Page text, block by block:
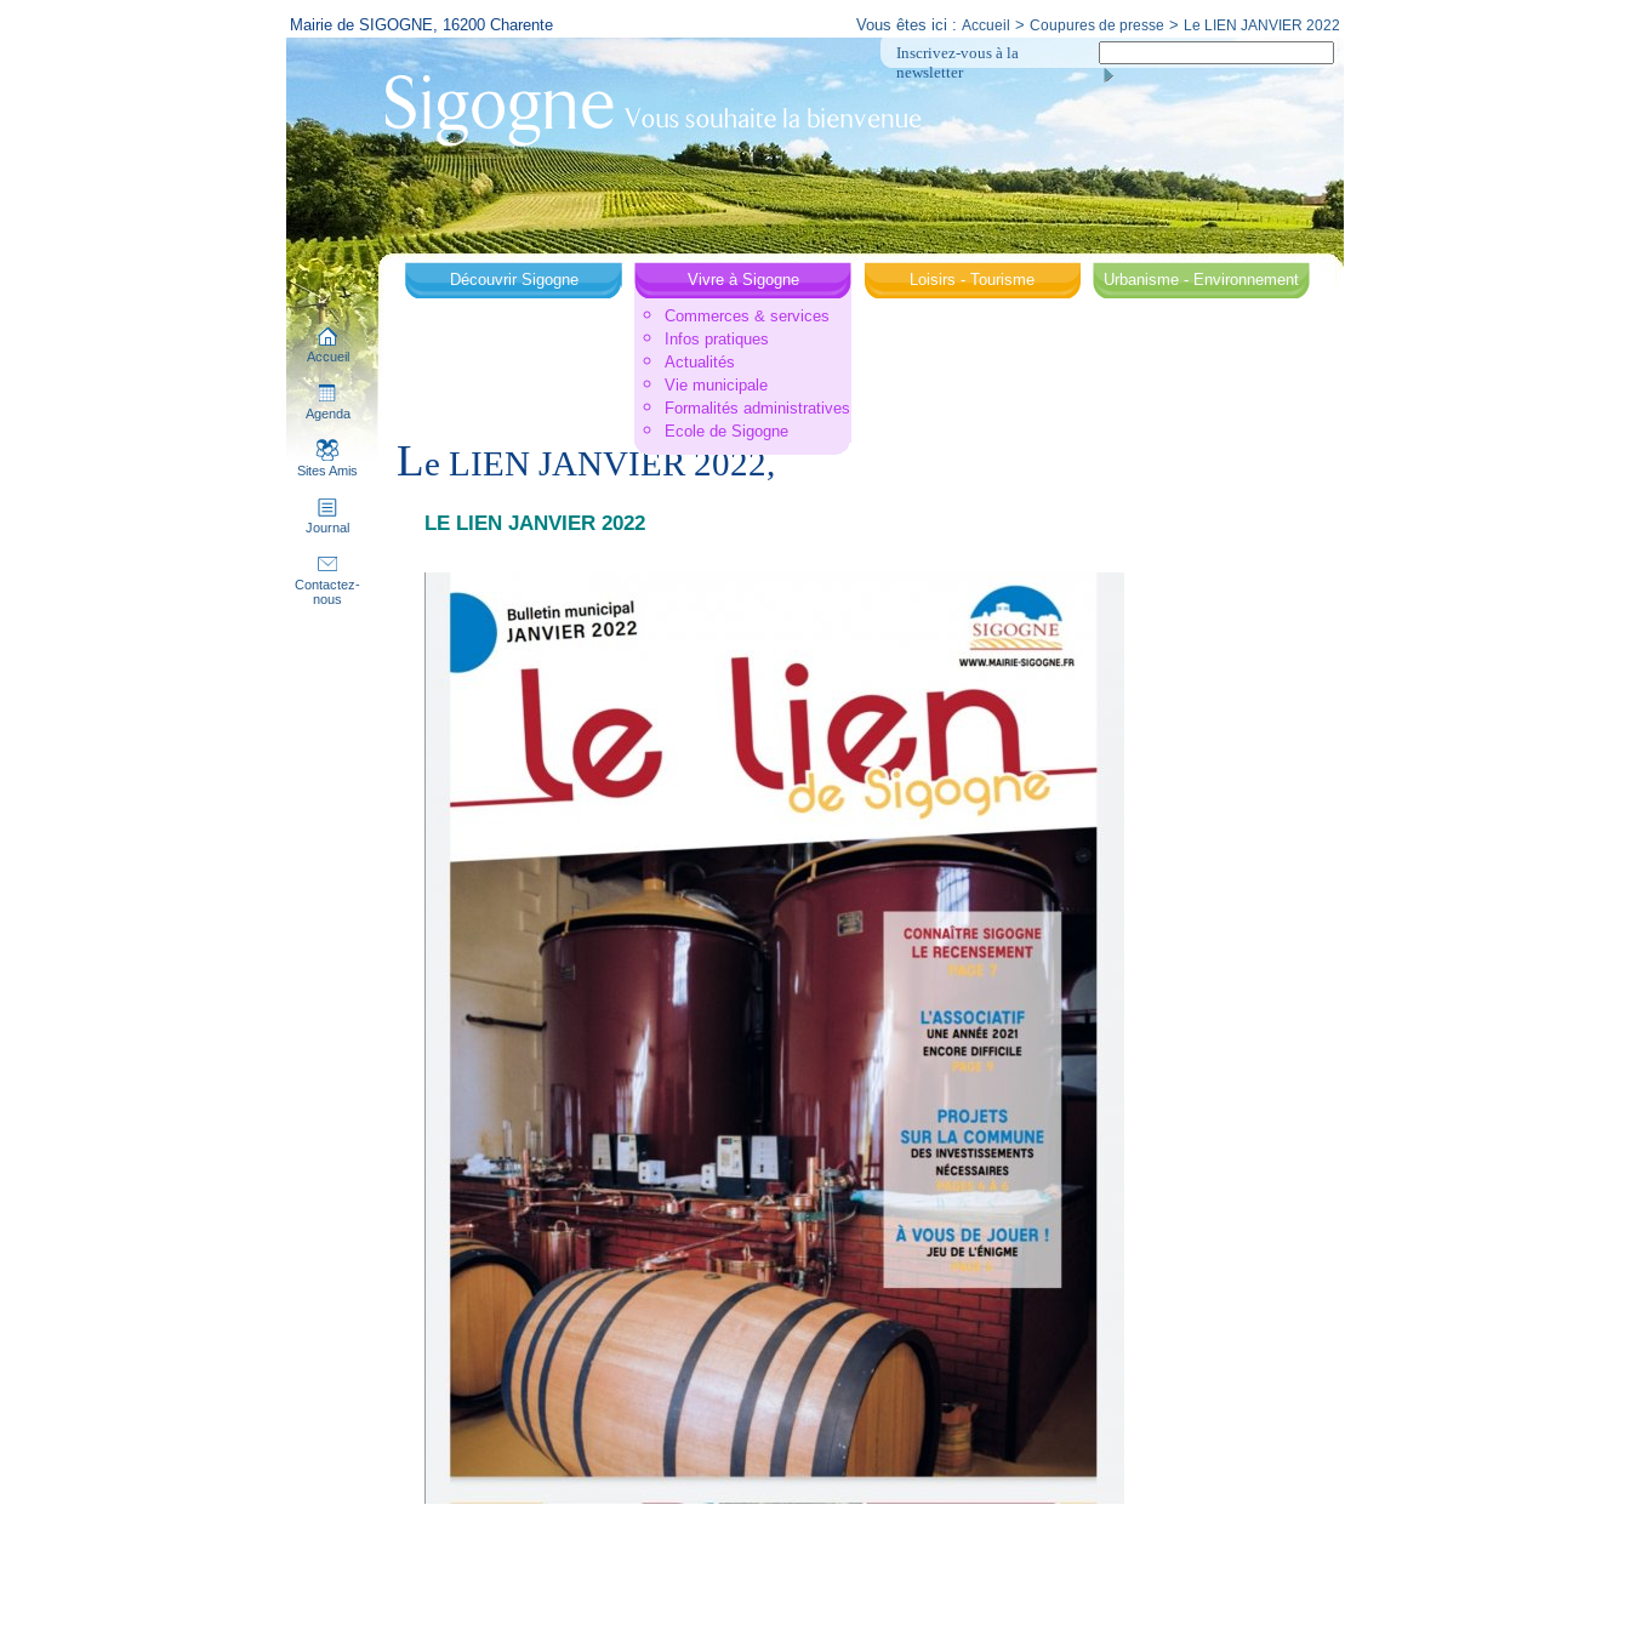
Mairie de SIGOGNE, 16200 Charente Vous êtes ici : Accueil > Coupures de presse > Le LIEN JANVIER 2022
Inscrivez-vous à la
newsletter
Accueil
Agenda
Sites Amis
Journal
Contactez-
nous
Découvrir Sigogne
Vivre à Sigogne
Commerces & services
Infos pratiques
Actualités
Vie municipale
Formalités administratives
Ecole de Sigogne
Loisirs - Tourisme Urbanisme - Environnement
Le LIEN JANVIER 2022,
LE LIEN JANVIER 2022